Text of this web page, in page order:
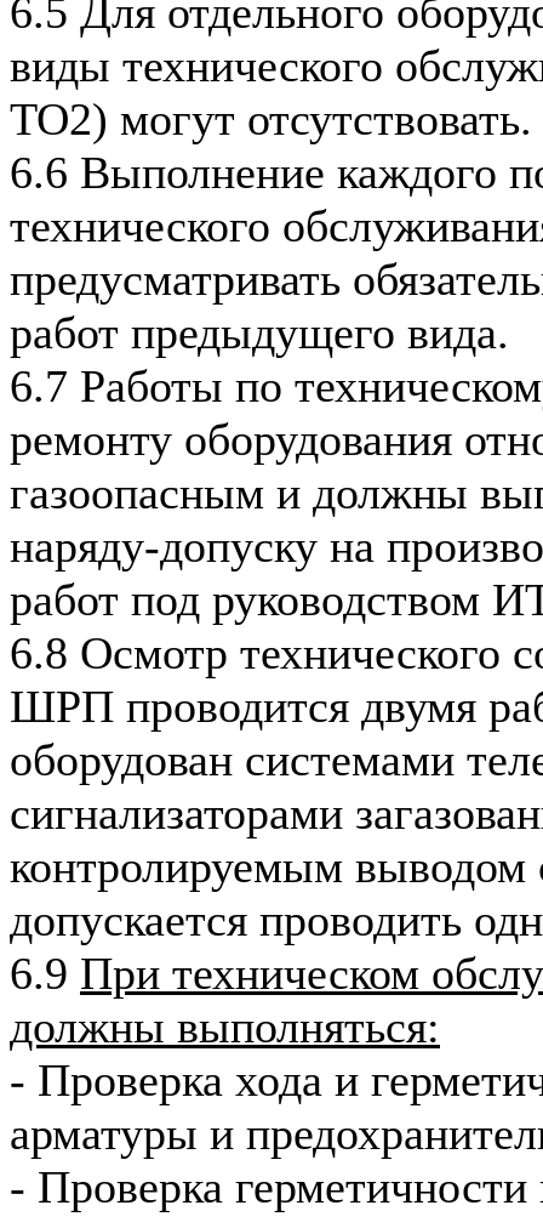
6.5 Для отдельного
виды технического
ТО2) могут отсутствовать.
6.6 Выполнение каждого
технического
предусматривать
работ предыдущего вида.
6.7 Работы по
ремонту оборудования
газоопасным и должны
наряду-допуску на
работ под руководством
6.8 Осмотр технического
ШРП проводится двумя
оборудован системами
сигнализаторами
контролируемым выводом
допускается проводить
6.9 При техническом
должны выполняться:
- Проверка хода и
арматуры и
- Проверка герметичности